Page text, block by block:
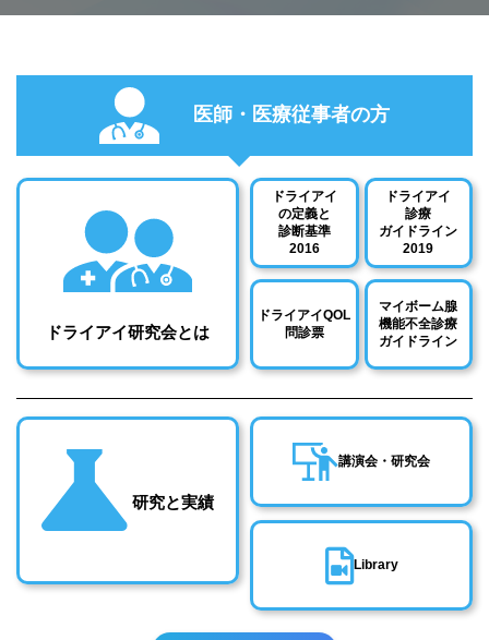
医師・医療従事者の方
ドライアイ研究会とは
ドライアイ
の定義と
診断基準
2016
ドライアイ
診療
ガイドライン
2019
ドライアイQOL
問診票
マイボーム腺
機能不全診療
ガイドライン
研究と実績
講演会・研究会
Library